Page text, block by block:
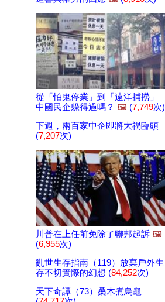
從「怕鬼停業」到「遠洋捕撈」
中國民企躲得過嗎？ 🖼️ (7,749次)
下週，兩百家中企即將大禍臨頭
(7,207次)
川普在上任前免除了聯邦起訴 🖼️
(6,955次)
亂世生存指南（119）放棄戶外生
存不切實際的幻想 (84,252次)
天下奇譚（73）桑木煮烏龜